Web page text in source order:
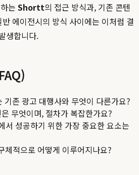
는 Shortt의 접근 방식과, 기존 콘텐
에이전시의 방식 사이에는 이처럼 결
생합니다.
존 광고 대행사와 무엇이 다른가요?
무엇이며, 절차가 복잡한가요?
서 성공하기 위한 가장 중요한 요소는
체적으로 어떻게 이루어지나요?